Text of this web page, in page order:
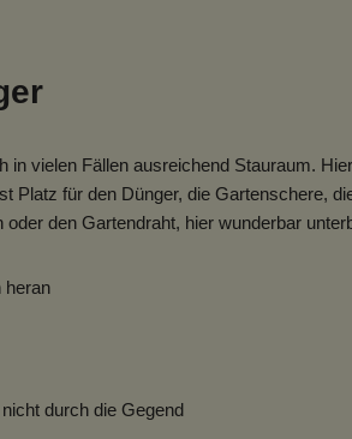
in vielen Fällen ausreichend Stauraum.
Platz für den Dünger, die Gartenschere,
den Gartendraht, hier wunderbar
heran
durch die Gegend